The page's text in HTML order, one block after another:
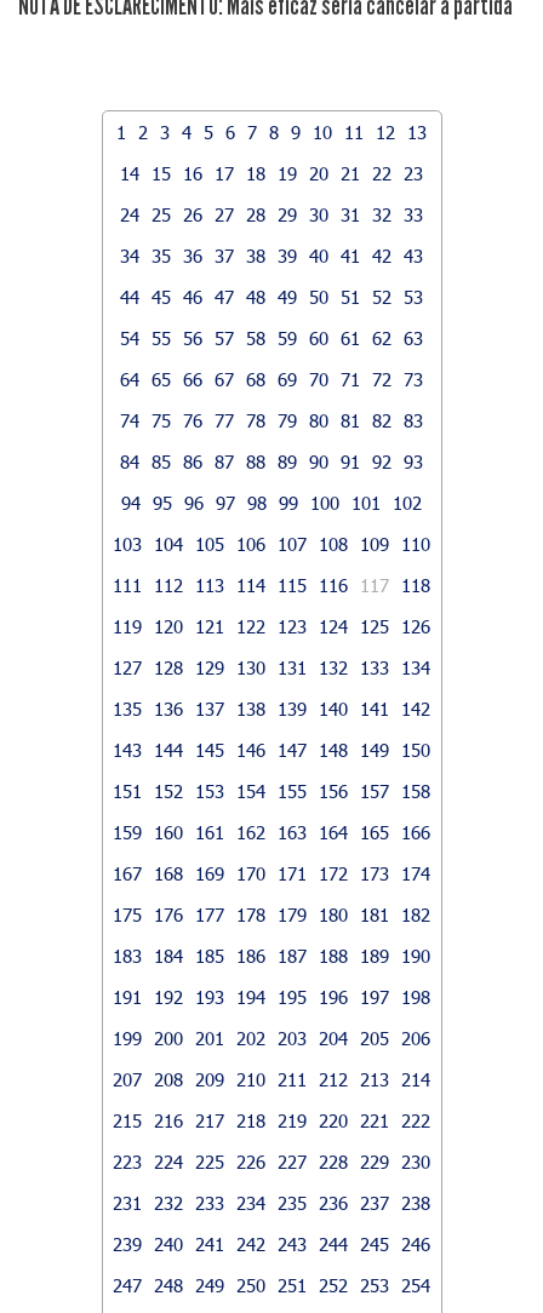
1 2 3 4 5 6 7 8 9 10 11 12
13
14
15 16 17 18 19 20 21 22
23
24
25 26 27 28 29 30 31 32
33
34 35 36 37 38 39 40 41 42
43
44 45 46 47 48 49 50 51 52
53
54 55 56 57 58 59 60 61 62
63
64 65 66 67 68 69 70 71 72
73
74 75 76 77 78 79 80 81 82
83
84 85 86 87 88 89 90 91 92
93
94 95 96 97 98 99 100 101
102
103
104 105 106 107 108 109
110
111
112 113 114 115 116 117
118
119
120 121 122 123 124 125
126
127
128 129 130 131 132 133
134
135
136 137 138 139 140 141
142
143
144 145 146 147 148 149
150
151
152 153 154 155 156 157
158
159
160 161 162 163 164 165
166
167
168 169 170 171 172 173
174
175
176 177 178 179 180 181
182
183
184 185 186 187 188 189
190
191
192 193 194 195 196 197
198
199
200 201 202 203 204 205
206
207
208 209 210 211 212 213
214
215
216 217 218 219 220 221
222
223
224 225 226 227 228 229
230
231
232 233 234 235 236 237
238
239
240 241 242 243 244 245
246
247
248 249 250 251 252 253
254